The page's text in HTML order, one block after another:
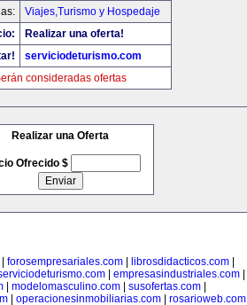
Viajes,Turismo y Hospedaje
Realizar una oferta!
serviciodeturismo.com
consideradas ofertas
Realizar una Oferta
Ofrecido $
forosempresariales.com librosdidacticos.com
| empresasindustriales.com|
modelomasculino.com susofertas.com
operacionesinmobiliarias.com rosarioweb.com